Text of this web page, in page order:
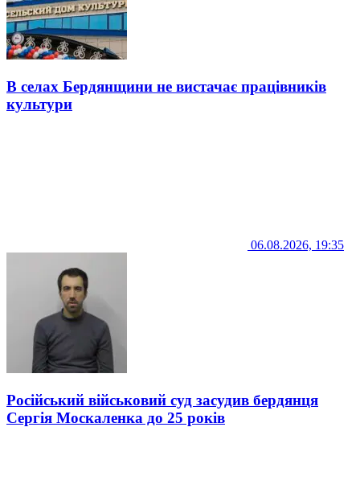
В селах Бердянщини не вистачає працівників
культури
06.08.2026, 19:35
Російський військовий суд засудив бердянця
Сергія Москаленка до 25 років